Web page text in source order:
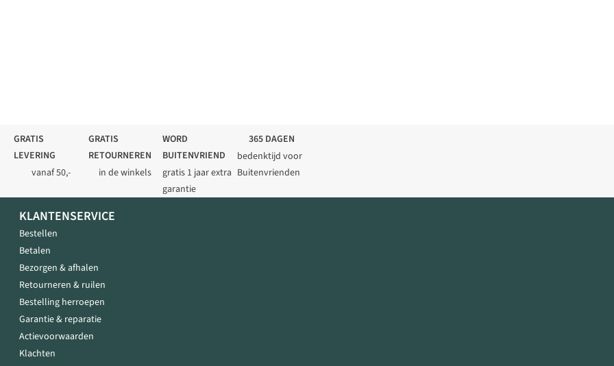
GRATIS
LEVERING
vanaf 50,-
GRATIS
RETOURNEREN
in de winkels
WORD
BUITENVRIEND
gratis 1 jaar extra
garantie
365 DAGEN
bedenktijd voor
Buitenvrienden
KLANTENSERVICE
Bestellen
Betalen
Bezorgen & afhalen
Retourneren & ruilen
Bestelling herroepen
Garantie & reparatie
Actievoorwaarden
Klachten